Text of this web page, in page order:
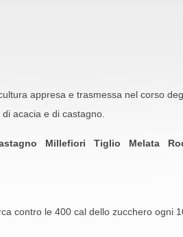
appresa e trasmessa nel corso
acacia e di castagno.
Millefiori Tiglio Melata
contro le 400 cal dello zucchero ogni